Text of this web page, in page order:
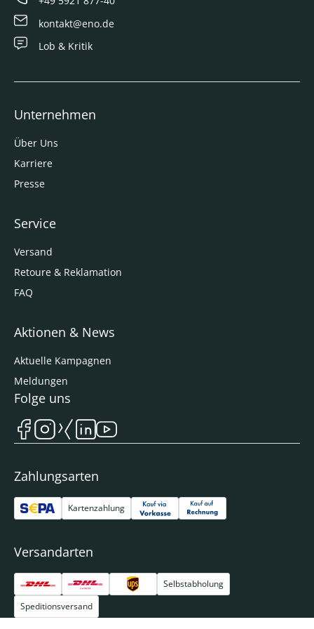
kontakt@eno.de
Lob & Kritik
Unternehmen
Über Uns
Karriere
Presse
Service
Versand
Retoure & Reklamation
FAQ
Aktionen & News
Aktuelle Kampagnen
Meldungen
Zahlungsarten
Kartenzahlung
Versandarten
Selbstabholung
Speditionsversand
Folge uns